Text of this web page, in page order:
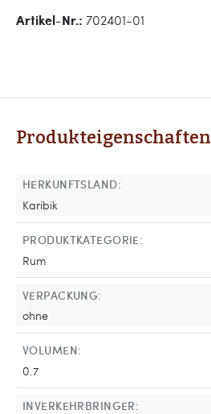
Artikel-Nr.: 702401-01
Produkteigenschaften
HERKUNFTSLAND:
Karibik
PRODUKTKATEGORIE:
Rum
VERPACKUNG:
ohne
VOLUMEN:
0.7
INVERKEHRBRINGER: